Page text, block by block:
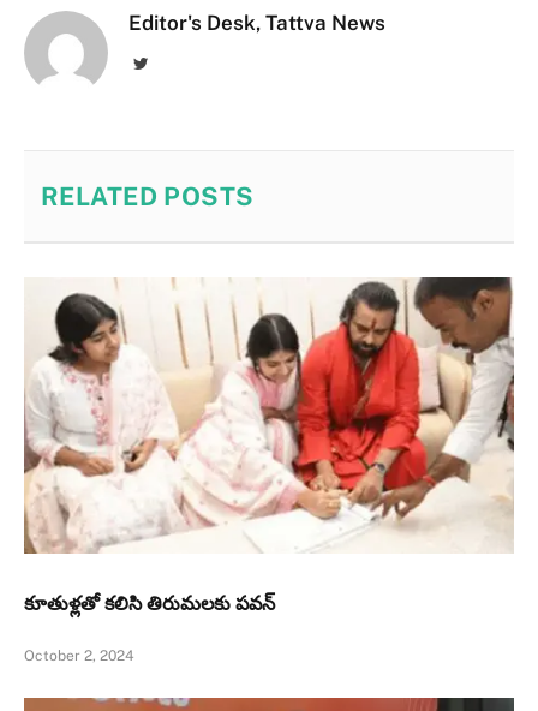
Editor's Desk, Tattva News
Twitter
RELATED POSTS
కూతుళ్ల‌తో క‌లిసి తిరుమ‌లకు పవన్‌
October 2, 2024